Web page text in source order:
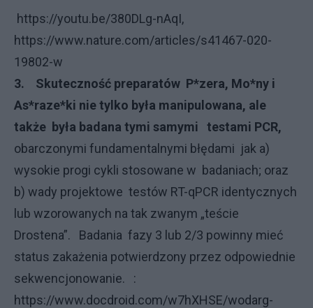
https://youtu.be/380DLg-nAqI,
https://www.nature.com/articles/s41467-020-
19802-w
3.
Skuteczność preparatów P*zera, Mo*ny i
As*raze*ki nie tylko była manipulowana, ale
także była badana tymi samymi testami PCR,
obarczonymi fundamentalnymi błędami jak a)
wysokie progi cykli stosowane w badaniach; oraz
b) wady projektowe testów RT-qPCR identycznych
lub wzorowanych na tak zwanym „teście
Drostena”. Badania fazy 3 lub 2/3 powinny mieć
status zakażenia potwierdzony przez odpowiednie
sekwencjonowanie. :
https://www.docdroid.com/w7hXHSE/wodarg-